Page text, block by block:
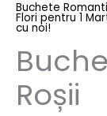
Buchete
Flori pentru 1
cu noi!
Roșii